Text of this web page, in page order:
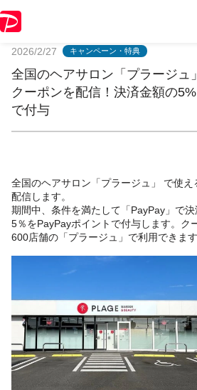
2026/2/27 キャンペーン・特典
全国のヘアサロン「プラージュ
クーポンを配信！決済金額の
で付与
全国のヘアサロン「プラージュ」 で使
配信します。
期間中、条件を満たして「PayPay」で
5％をPayPayポイントで付与します。ク
600店舗の「プラージュ」で利用できます